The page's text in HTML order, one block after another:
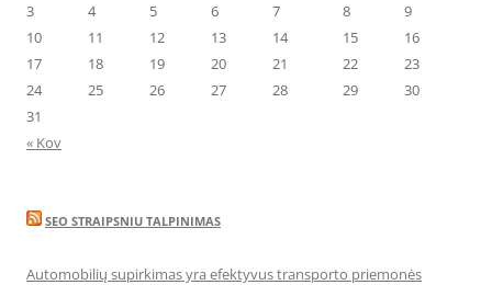
3
4 5 6 7 8
9
10
11 12 13 14 15
16
17
18 19 20 21 22
23
24
25 26 27 28 29
30
31
« Kov
SEO STRAIPSNIU TALPINIMAS
Automobilių supirkimas yra efektyvus transporto priemonės